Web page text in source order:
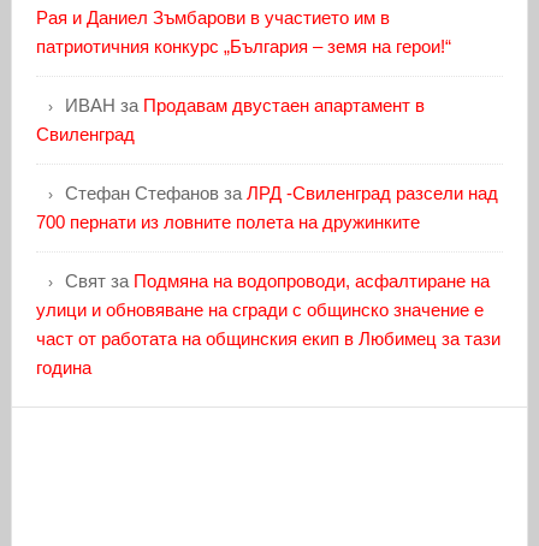
Рая и Даниел Зъмбарови в участието им в
патриотичния конкурс „България – земя на герои!“
ИВАН за Продавам двустаен апартамент в
Свиленград
Стефан Стефановза ЛРД -Свиленград разсели над
700 пернати из ловните полета на дружинките
Святза Подмяна на водопроводи, асфалтиране на
улици и обновяване на сгради с общинско значение е
част от работата на общинския екип в Любимец за тази
година